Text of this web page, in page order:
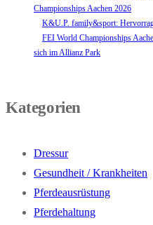
Championships Aachen 2026
K&U.P. family&sport:
FEI World Championships
sich im Allianz Park
Kategorien
Dressur
Gesundheit / Krankheiten
Pferdeausrüstung
Pferdehaltung